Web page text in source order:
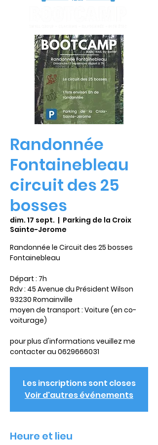
Randonnée
Fontainebleau
circuit des 25
bosses
dim. 17 sept.
  |
Parking de la Croix
Sainte-Jerome
Randonnée le Circuit des 25 bosses
Fontainebleau
Départ : 7h
Rdv : 45 Avenue du Président Wilson
93230 Romainville
moyen de transport : Voiture (en co-
voiturage)
pour plus d'informations veuillez me
contacter au 0629666031
Les inscriptions sont closes
Voir d'autres événements
Heure et lieu